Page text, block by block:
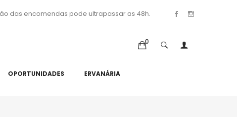
das encomendas pode ultrapassar as 48h.
0
OPORTUNIDADES ERVANÁRIA